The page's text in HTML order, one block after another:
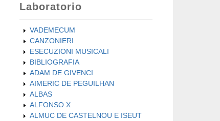
Laboratorio
VADEMECUM
CANZONIERI
ESECUZIONI MUSICALI
BIBLIOGRAFIA
ADAM DE GIVENCI
AIMERIC DE PEGUILHAN
ALBAS
ALFONSO X
ALMUC DE CASTELNOU E ISEUT